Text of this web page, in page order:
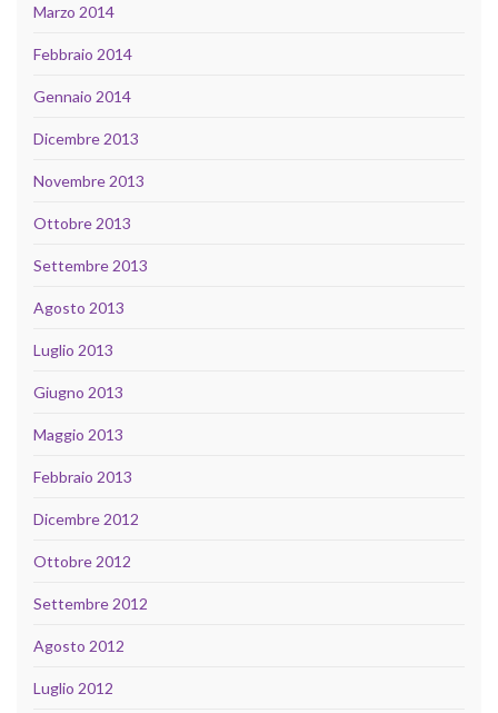
Marzo 2014
Febbraio 2014
Gennaio 2014
Dicembre 2013
Novembre 2013
Ottobre 2013
Settembre 2013
Agosto 2013
Luglio 2013
Giugno 2013
Maggio 2013
Febbraio 2013
Dicembre 2012
Ottobre 2012
Settembre 2012
Agosto 2012
Luglio 2012